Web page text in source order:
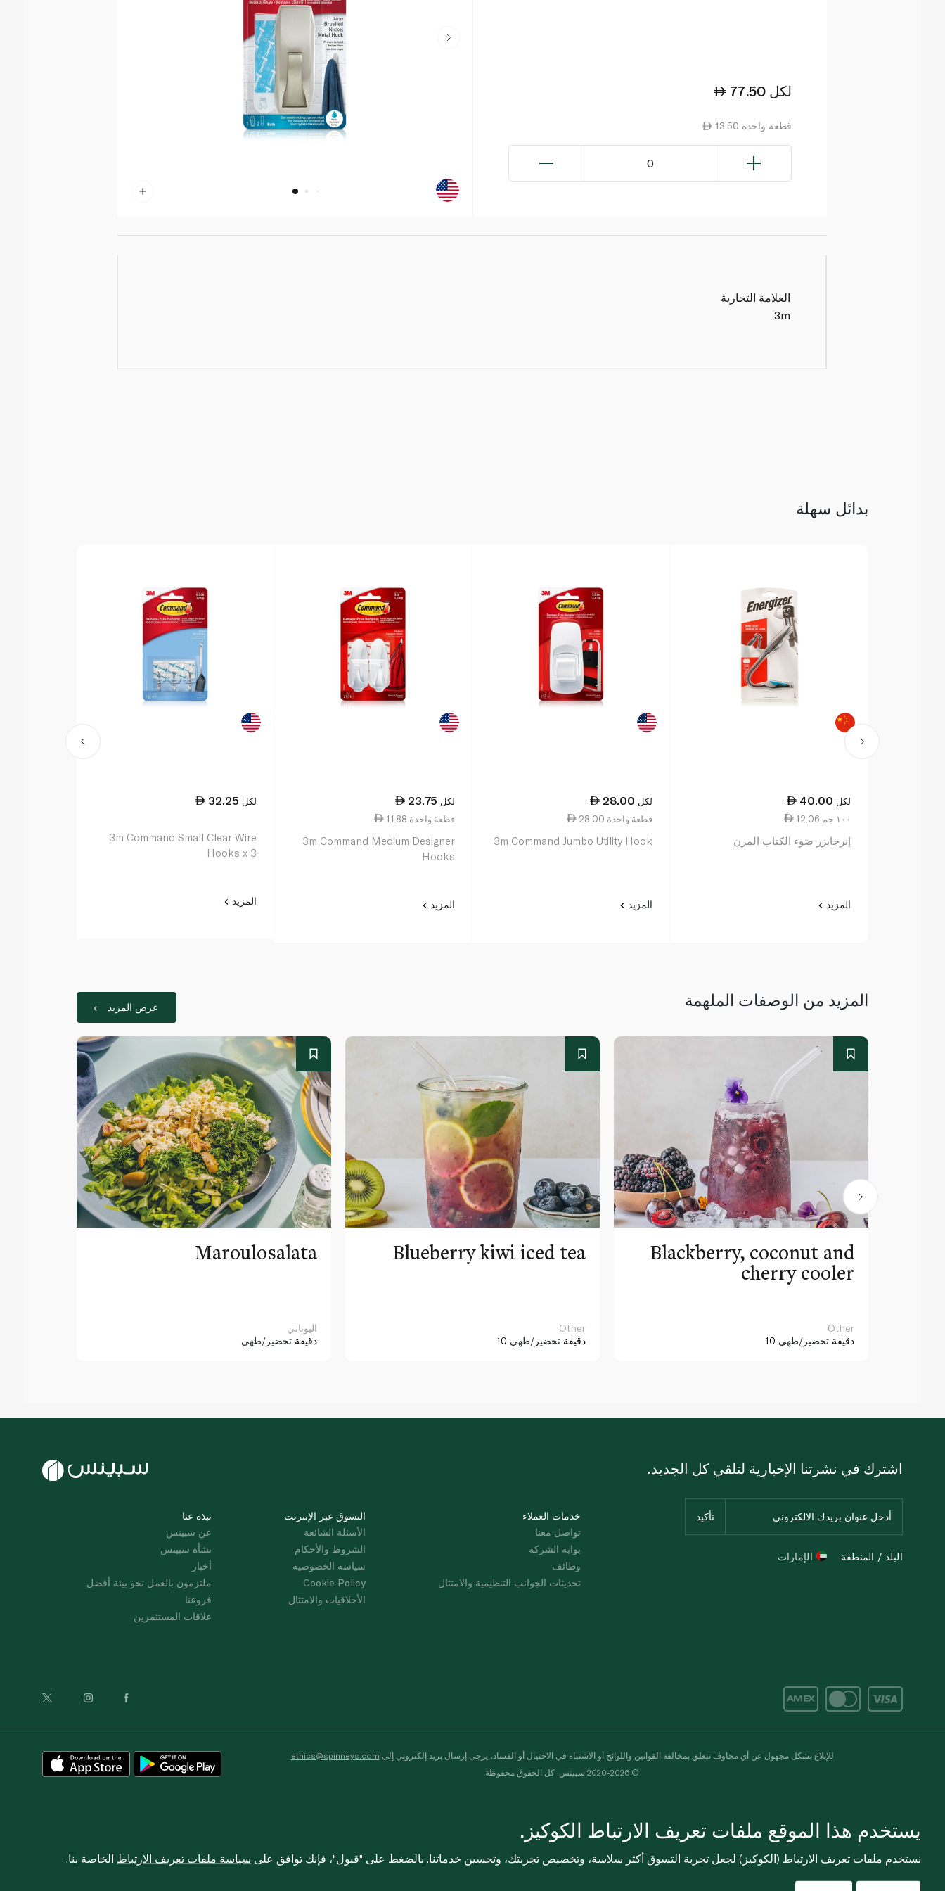
77.50 لكل
13.50 قطعة واحدة
0
العلامة التجارية
3m
بدائل سهلة
40.00 لكل
12.06 ١٠٠ جم
إنرجايزر ضوء الكتاب المرن
المزيد
28.00 لكل
28.00 قطعة واحدة
3m Command Jumbo Utility Hook
المزيد
23.75 لكل
11.88 قطعة واحدة
3m Command Medium Designer
Hooks
المزيد
32.25 لكل
3m Command Small Clear Wire
Hooks x 3
المزيد
المزيد من الوصفات الملهمة عرض المزيد
Maroulosalata
اليوناني
دقيقة تحضير/طهي
Blueberry kiwi iced tea
Other
10 دقيقة تحضير/طهي
Blackberry, coconut and
cherry cooler
Other
10 دقيقة تحضير/طهي
نبذة عنا
عن سبينس
نشأة سبينس
أخبار
ملتزمون بالعمل نحو بيئة أفضل
فروعنا
علاقات المستثمرين
التسوق عبر الإنترنت
الأسئلة الشائعة
الشروط والأحكام
سياسة الخصوصية
Cookie Policy
الأخلاقيات والامتثال
خدمات العملاء
تواصل معنا
بوابة الشركة
وظائف
تحديثات الجوانب التنظيمية والامتثال
اشترك في نشرتنا الإخبارية لتلقي كل الجديد.
البلد / المنطقة الإمارات
للإبلاغ بشكل مجهول عن أي مخاوف تتعلق بمخالفة القوانين واللوائح أو الاشتباه في الاحتيال أو الفساد، يرجى إرسال بريد إلكتروني إلى ethics@spinneys.com
© 2020-2026 سبينس. كل الحقوق محفوظة
يستخدم هذا الموقع ملفات تعريف الارتباط الكوكيز.
نستخدم ملفات تعريف الارتباط (الكوكيز) لجعل تجربة التسوق أكثر سلاسة، وتخصيص تجربتك، وتحسين خدماتنا. بالضغط على "قبول"، فإنك توافق على سياسة ملفات تعريف الارتباط الخاصة بنا.